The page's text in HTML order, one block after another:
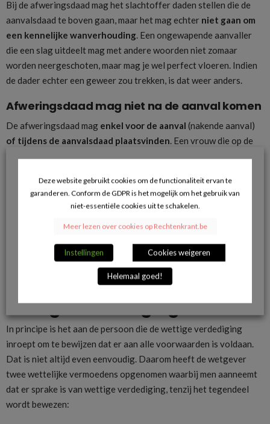
Bij de afweringsdaad mag het slachtoffer daden stellen die de
aanvalsdaad te boven gaan, maar het mag echter niet gaan om
een kennelijke wanverhouding. Een ongewapende aanvaller
die een slag uitdeelt mag met andere woorden niet zomaar
worden neergeschoten, maar mag je wel perfect vloeren. Indien
de dader echter een geweer zou trekken, is dat weer anders.
Afweringsdaad mag niet na de aanval komen
De afweringsdaad mag enkel voor de aanval (nakende aanval)
of tijdens de aanvalsdaad plaatsvinden. Een vrouw die op de
hoofd te slaan. Ze mag ook tijdens deverkrachtingeen schaar
grijpen en de verkrachter neersteken. Maar eenmaal de
niet langer de schaar gebruiken om de verkrachter in de rug te
steken. Er bestaan uiteraard wel andere gronden op basis
waarvan die vrouw alsnog vrijuit kan (trachten te) gaan.
Twee vermoedens van
wettige verdediging
In principe is het aan de persoon die de wettige verdediging
inroept om te bewijzen dat er aan alle voorwaarden is voldaan.
Dat is niet altijd even eenvoudig. Daarom heeft de wetgever
twee wettelijke vermoedens opgenomen waarbij men aanneemt
dat er sprake is van wettige verdediging, tenzij het tegendeel
wordt bewezen:
Deze website gebruikt cookies om de functionaliteit ervan te
garanderen. Conform de GDPR is het mogelijk om het gebruik van
niet-essentiële cookies uit te schakelen.
Meer lezen over cookies op Rechtenkrant.be
Instellingen Cookies weigeren
Helemaal goed!